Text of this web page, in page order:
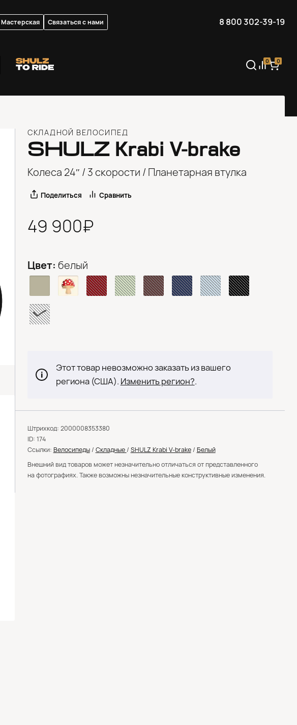
Мастерская Связаться с нами 8 800 302-39-19
0 0
СКЛАДНОЙ ВЕЛОСИПЕД
SHULZKrabi V-brake
Колеса 24″ / 3 скорости / Планетарная втулка
Поделиться Сравнить
49 900₽
Цвет: белый
Этот товар невозможно заказать из вашего
региона (США). Изменить регион?.
Штрихкод: 2000008353380
ID: 174
Ссылки: Велосипеды/ Складные / SHULZ Krabi V-brake/ Белый
Внешний вид товаров может незначительно отличаться от представленного
на фотографиях. Также возможны незначительные конструктивные изменения.